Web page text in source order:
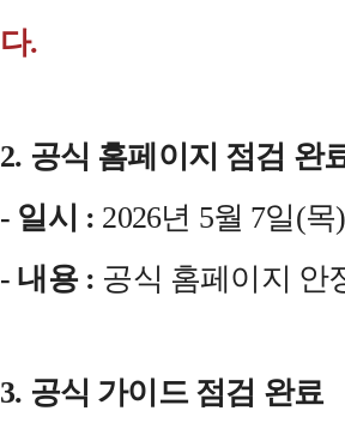
다.
2. 공식 홈페이지 점검 완
- 일시 : 2026년 5월 7일(목
- 내용 : 공식 홈페이지 안
3. 공식 가이드 점검 완료